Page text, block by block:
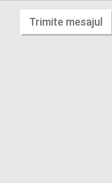
Trimite mesajul